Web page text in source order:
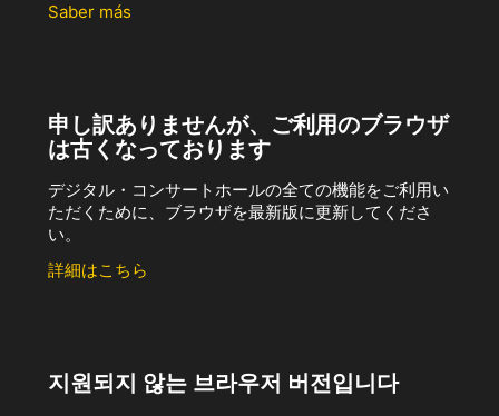
Saber más
申し訳ありませんが、ご利用のブラウザ
は古くなっております
デジタル・コンサートホールの全ての機能をご利用い
ただくために、ブラウザを最新版に更新してくださ
い。
詳細はこちら
지원되지 않는 브라우저 버전입니다